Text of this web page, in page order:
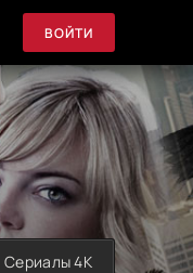
ВОЙТИ
Сериалы 4K